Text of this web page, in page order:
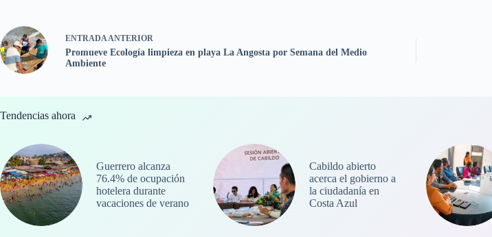
ENTRADA ANTERIOR
Promueve Ecología limpieza en playa La Angosta por Semana del Medio
Ambiente
Tendencias ahora
Guerrero alcanza
76.4% de ocupación
hotelera durante
vacaciones de verano
Cabildo abierto
acerca el gobierno a
la ciudadanía en
Costa Azul